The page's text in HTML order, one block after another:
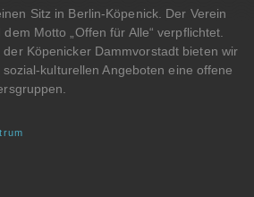
Sitz in Berlin-Köpenick. Der Verein
Motto „Offen für Alle“ verpflichtet.
Köpenicker Dammvorstadt bieten wir
kulturellen Angeboten eine offene